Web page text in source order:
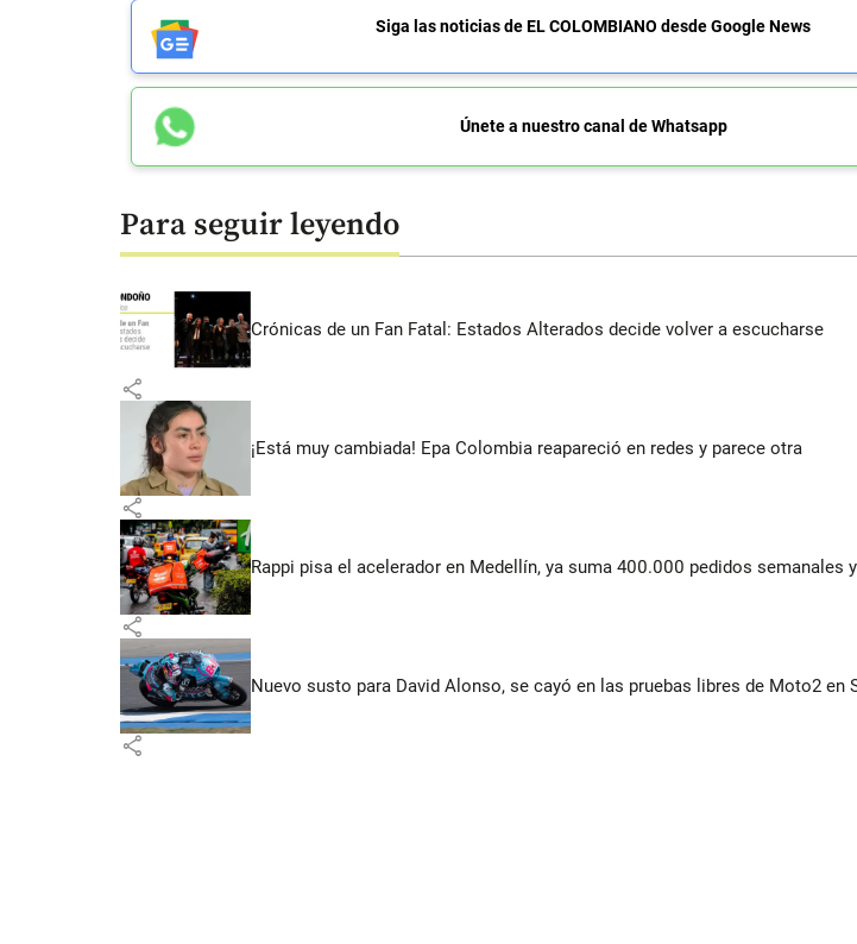
Siga las noticias de EL COLOMBIANO desde Google News
Únete a nuestro canal de Whatsapp
Para seguir leyendo
Crónicas de un Fan Fatal: Estados Alterados decide volver a escucharse
share
¡Está muy cambiada! Epa Colombia reapareció en redes y parece otra
share
Rappi pisa el acelerador en Medellín, ya suma 400.000 pedidos semanales
share
Nuevo susto para David Alonso, se cayó en las pruebas libres de Moto2 en
share